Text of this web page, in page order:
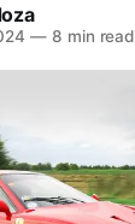
— 8 min read